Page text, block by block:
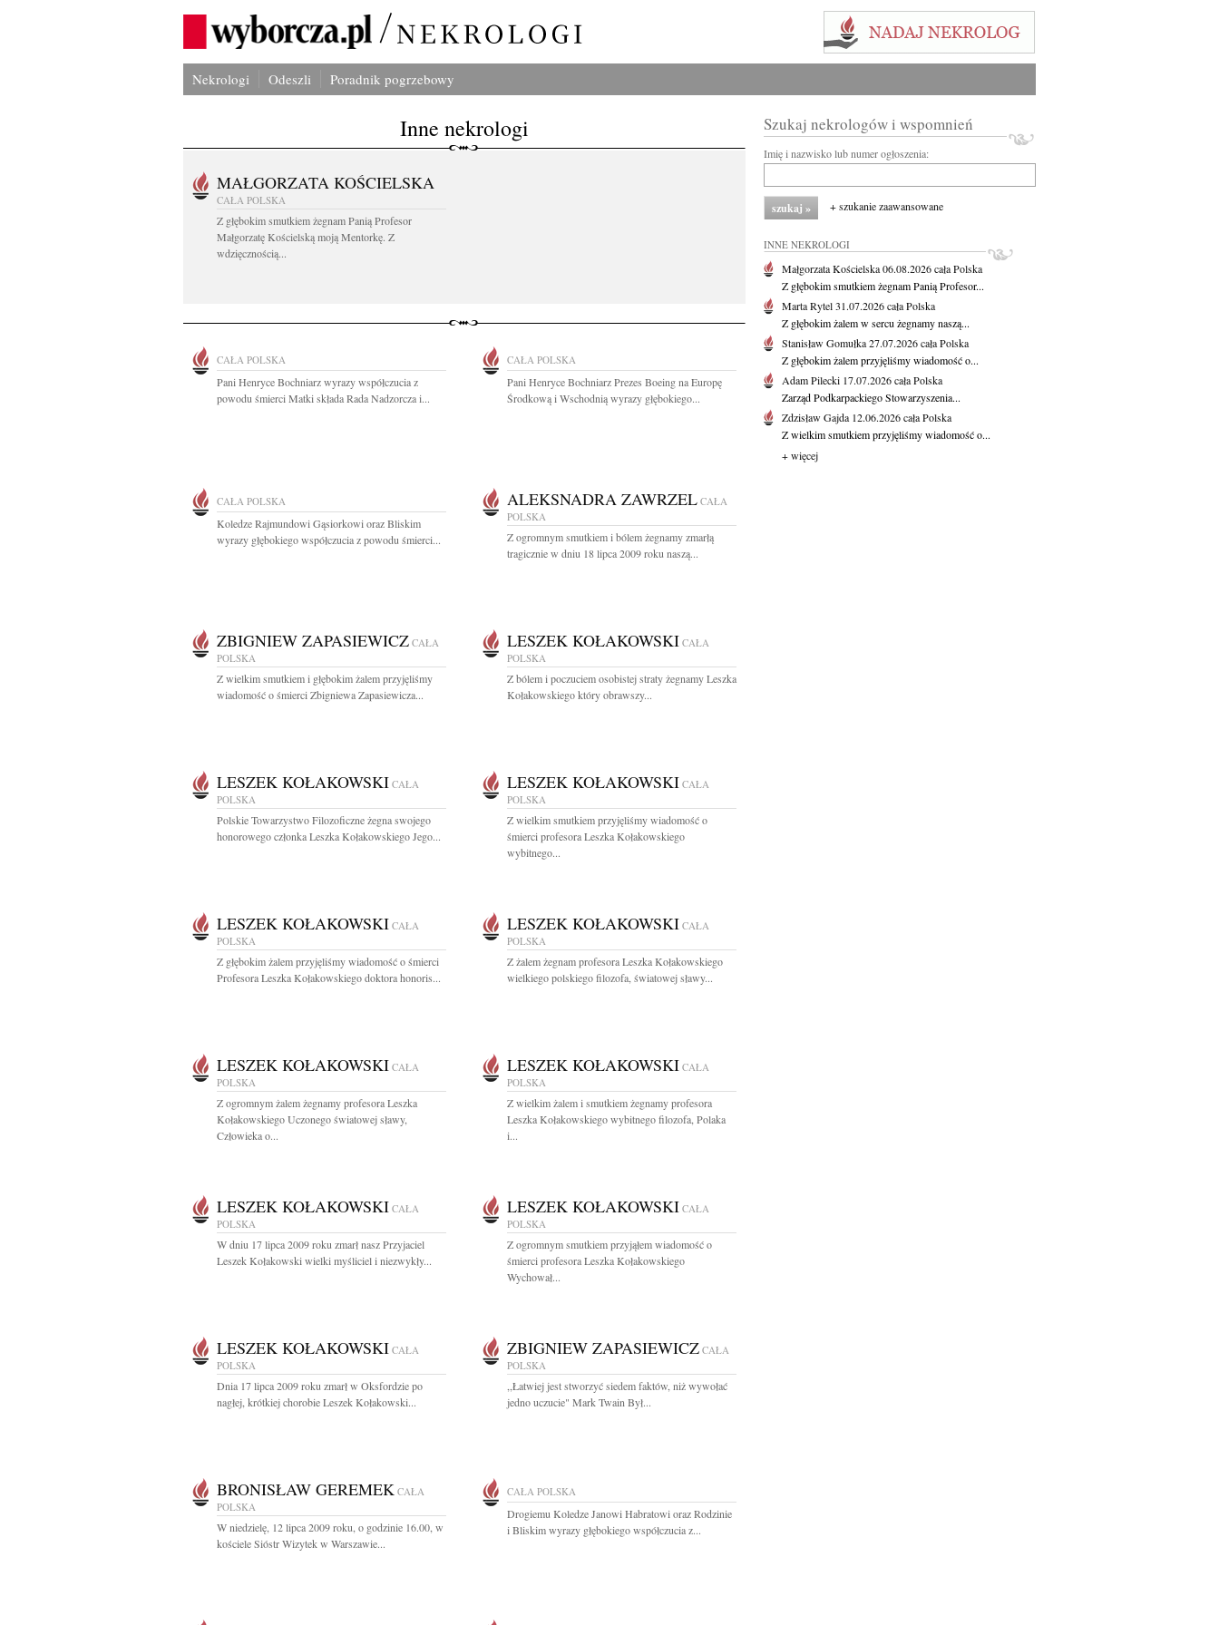
Nekrologi Odeszli Poradnik pogrzebowy
Inne nekrologi
MAŁGORZATA KOŚCIELSKA
CAŁA POLSKA
Z głębokim smutkiem żegnam Panią Profesor
Małgorzatę Kościelską moją Mentorkę. Z
wdzięcznością...
CAŁA POLSKA
Pani Henryce Bochniarz wyrazy współczucia z
powodu śmierci Matki składa Rada Nadzorcza i...
CAŁA POLSKA
Pani Henryce Bochniarz Prezes Boeing na Europę
Środkową i Wschodnią wyrazy głębokiego...
CAŁA POLSKA
Koledze Rajmundowi Gąsiorkowi oraz Bliskim
wyrazy głębokiego współczucia z powodu śmierci...
ALEKSNADRA ZAWRZEL CAŁA
POLSKA
Z ogromnym smutkiem i bólem żegnamy zmarłą
tragicznie w dniu 18 lipca 2009 roku naszą...
ZBIGNIEW ZAPASIEWICZ CAŁA
POLSKA
Z wielkim smutkiem i głębokim żalem przyjęliśmy
wiadomość o śmierci Zbigniewa Zapasiewicza...
LESZEK KOŁAKOWSKI CAŁA
POLSKA
Z bólem i poczuciem osobistej straty żegnamy Leszka
Kołakowskiego który obrawszy...
LESZEK KOŁAKOWSKI CAŁA
POLSKA
Polskie Towarzystwo Filozoficzne żegna swojego
honorowego członka Leszka Kołakowskiego Jego...
LESZEK KOŁAKOWSKI CAŁA
POLSKA
Z wielkim smutkiem przyjęliśmy wiadomość o
śmierci profesora Leszka Kołakowskiego
wybitnego...
LESZEK KOŁAKOWSKI CAŁA
POLSKA
Z głębokim żalem przyjęliśmy wiadomość o śmierci
Profesora Leszka Kołakowskiego doktora honoris...
LESZEK KOŁAKOWSKI CAŁA
POLSKA
Z żalem żegnam profesora Leszka Kołakowskiego
wielkiego polskiego filozofa, światowej sławy...
LESZEK KOŁAKOWSKI CAŁA
POLSKA
Z ogromnym żalem żegnamy profesora Leszka
Kołakowskiego Uczonego światowej sławy,
Człowieka o...
LESZEK KOŁAKOWSKI CAŁA
POLSKA
Z wielkim żalem i smutkiem żegnamy profesora
Leszka Kołakowskiego wybitnego filozofa, Polaka
i...
LESZEK KOŁAKOWSKI CAŁA
POLSKA
W dniu 17 lipca 2009 roku zmarł nasz Przyjaciel
Leszek Kołakowski wielki myśliciel i niezwykły...
LESZEK KOŁAKOWSKI CAŁA
POLSKA
Z ogromnym smutkiem przyjąłem wiadomość o
śmierci profesora Leszka Kołakowskiego
Wychował...
LESZEK KOŁAKOWSKI CAŁA
POLSKA
Dnia 17 lipca 2009 roku zmarł w Oksfordzie po
nagłej, krótkiej chorobie Leszek Kołakowski...
ZBIGNIEW ZAPASIEWICZ CAŁA
POLSKA
,,Łatwiej jest stworzyć siedem faktów, niż wywołać
jedno uczucie" Mark Twain Był...
BRONISŁAW GEREMEK CAŁA
POLSKA
W niedzielę, 12 lipca 2009 roku, o godzinie 16.00, w
kościele Sióstr Wizytek w Warszawie...
CAŁA POLSKA
Drogiemu Koledze Janowi Habratowi oraz Rodzinie
i Bliskim wyrazy głębokiego współczucia z...
Szukaj nekrologów i wspomnień
Imię i nazwisko lub numer ogłoszenia:
+ szukanie zaawansowane
INNE NEKROLOGI
Małgorzata Kościelska06.08.2026cała Polska
Z głębokim smutkiem żegnam Panią Profesor...
Marta Rytel31.07.2026cała Polska
Z głębokim żalem w sercu żegnamy naszą...
Stanisław Gomułka27.07.2026cała Polska
Z głębokim żalem przyjęliśmy wiadomość o...
Adam Pilecki 17.07.2026cała Polska
Zarząd Podkarpackiego Stowarzyszenia...
Zdzisław Gajda 12.06.2026cała Polska
Z wielkim smutkiem przyjęliśmy wiadomość o...
+ więcej